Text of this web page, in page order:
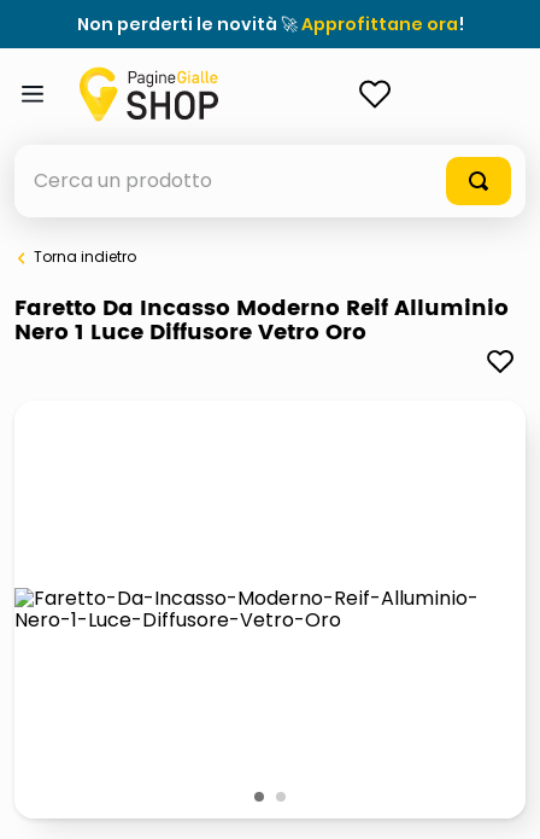
Non perderti le novità 🚀Approfittane ora!
elenchi telefonici
meme
elenco telefonico
pattumiera raccolta differenziata
Torna indietro
Faretto Da Incasso Moderno Reif Alluminio
Nero 1 Luce Diffusore Vetro Oro
1 2